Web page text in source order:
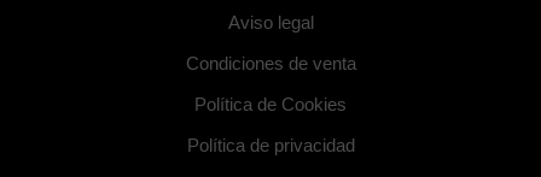
Aviso legal
Condiciones de venta
Política de Cookies
Política de privacidad